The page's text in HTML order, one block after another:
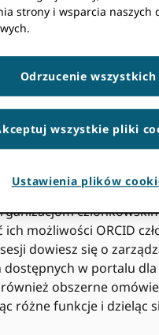
w naszymJestem
dotyczy
ORCID Portal
Portal to zestaw
możliwości ORCID
dowiesz się o
dostępnych w portalu dla
obszerne
różne funkcje i dzieląc
strony i wsparcia naszych
Odrzucenie wszystkich
wszystkie pliki
Ustawienia plików